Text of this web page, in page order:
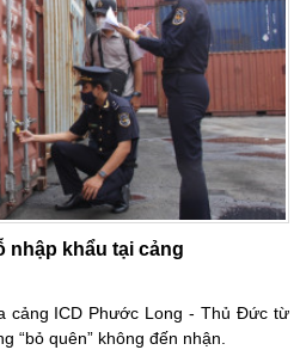
nhập khẩu tại cảng
cảng ICD Phước Long - Thủ Đức từ
“bỏ quên” không đến nhận.